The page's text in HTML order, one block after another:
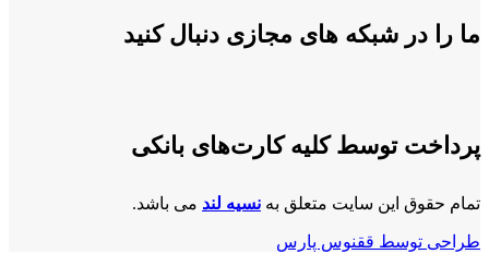
ما را در شبکه های مجازی دنبال کنید
پرداخت توسط کلیه کارت‌های بانکی
تمام حقوق این سایت متعلق به نسیه لند می باشد.
طراحی توسط ققنوس پارس